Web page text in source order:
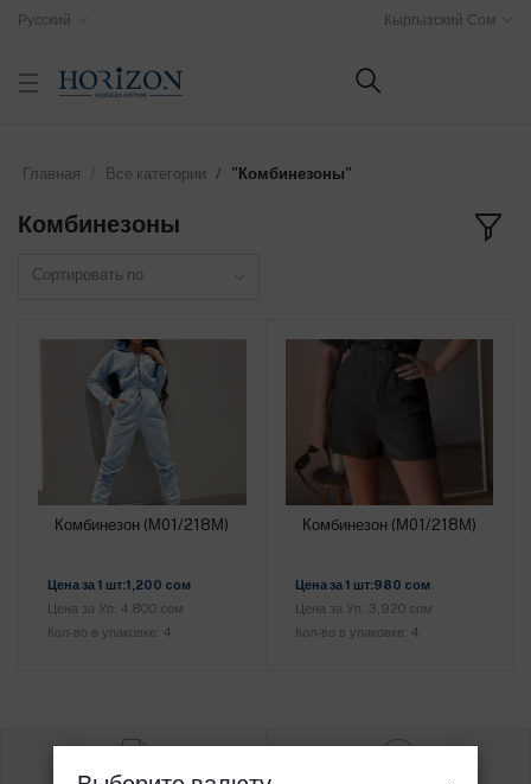
Русский Кыргызский Сом
Главная Все категории "Комбинезоны"
Комбинезоны
Сортировать по
Комбинезон (М01/218М)
Цена за 1 шт:1,200 cом
Цена за Уп: 4,800 cом
Кол-во в упаковке: 4
Комбинезон (М01/218М)
Цена за 1 шт:980 cом
Цена за Уп: 3,920 cом
Кол-во в упаковке: 4